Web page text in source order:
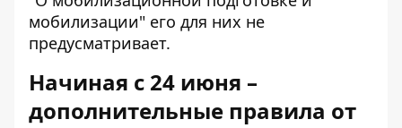
мобилизации" его для них не
предусматривает.
Начиная с 24 июня –
дополнительные правила от